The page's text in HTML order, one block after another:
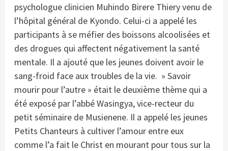
psychologue clinicien Muhindo Birere Thiery venu de
l’hôpital général de Kyondo. Celui-ci a appelé les
participants à se méfier des boissons alcoolisées et
des drogues qui affectent négativement la santé
mentale. Il a ajouté que les jeunes doivent avoir le
sang-froid face aux troubles de la vie. » Savoir
mourir pour l’autre » était le deuxième thème qui a
été exposé par l’abbé Wasingya, vice-recteur du
petit séminaire de Musienene. Il a appelé les jeunes
Petits Chanteurs à cultiver l’amour entre eux
comme l’a fait le Christ en mourant pour tous sur la